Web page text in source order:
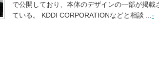
で公開しており、本体のデザインの一部が掲載
ている。 KDDI CORPORATIONなどと相談 ... -